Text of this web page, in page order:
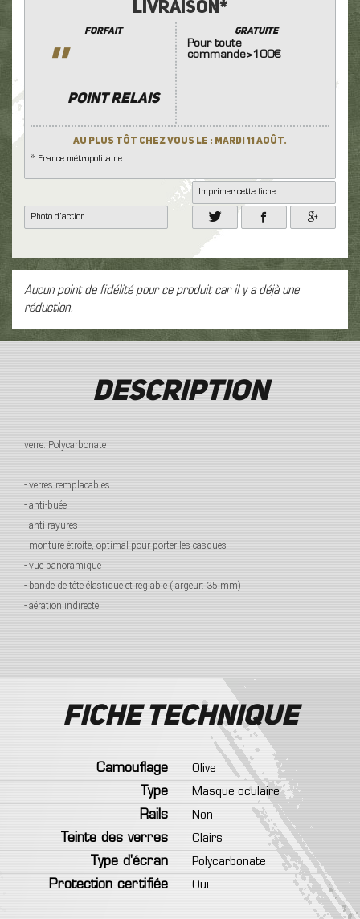
Livraison*
Forfait
''
POINT RELAIS
GRATUITE
Pour toute
commande>100€
Au plus tôt chez vous le : Mardi 11 Août.
* France métropolitaine
Imprimer cette fiche
Photo d'action
Aucun point de fidélité pour ce produit car il y a déjà une
réduction.
Description
verre: Polycarbonate
- verres remplacables
- anti-buée
- anti-rayures
- monture étroite, optimal pour porter les casques
- vue panoramique
- bande de tête élastique et réglable (largeur: 35 mm)
- aération indirecte
Fiche technique
Camouflage
Olive
Type
Masque oculaire
Rails
Non
Teinte des verres
Clairs
Type d'écran
Polycarbonate
Protection certifiée
Oui